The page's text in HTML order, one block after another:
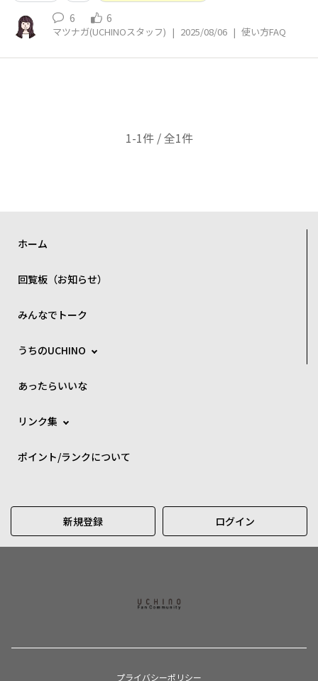
6 6
マツナガ(UCHINOスタッフ) | 2025/08/06 | 使い方FAQ
1-1件 / 全1件
ホーム
回覧板（お知らせ）
みんなでトーク
うちのUCHINO
あったらいいな
リンク集
ポイント/ランクについて
新規登録 ログイン
プライバシーポリシー